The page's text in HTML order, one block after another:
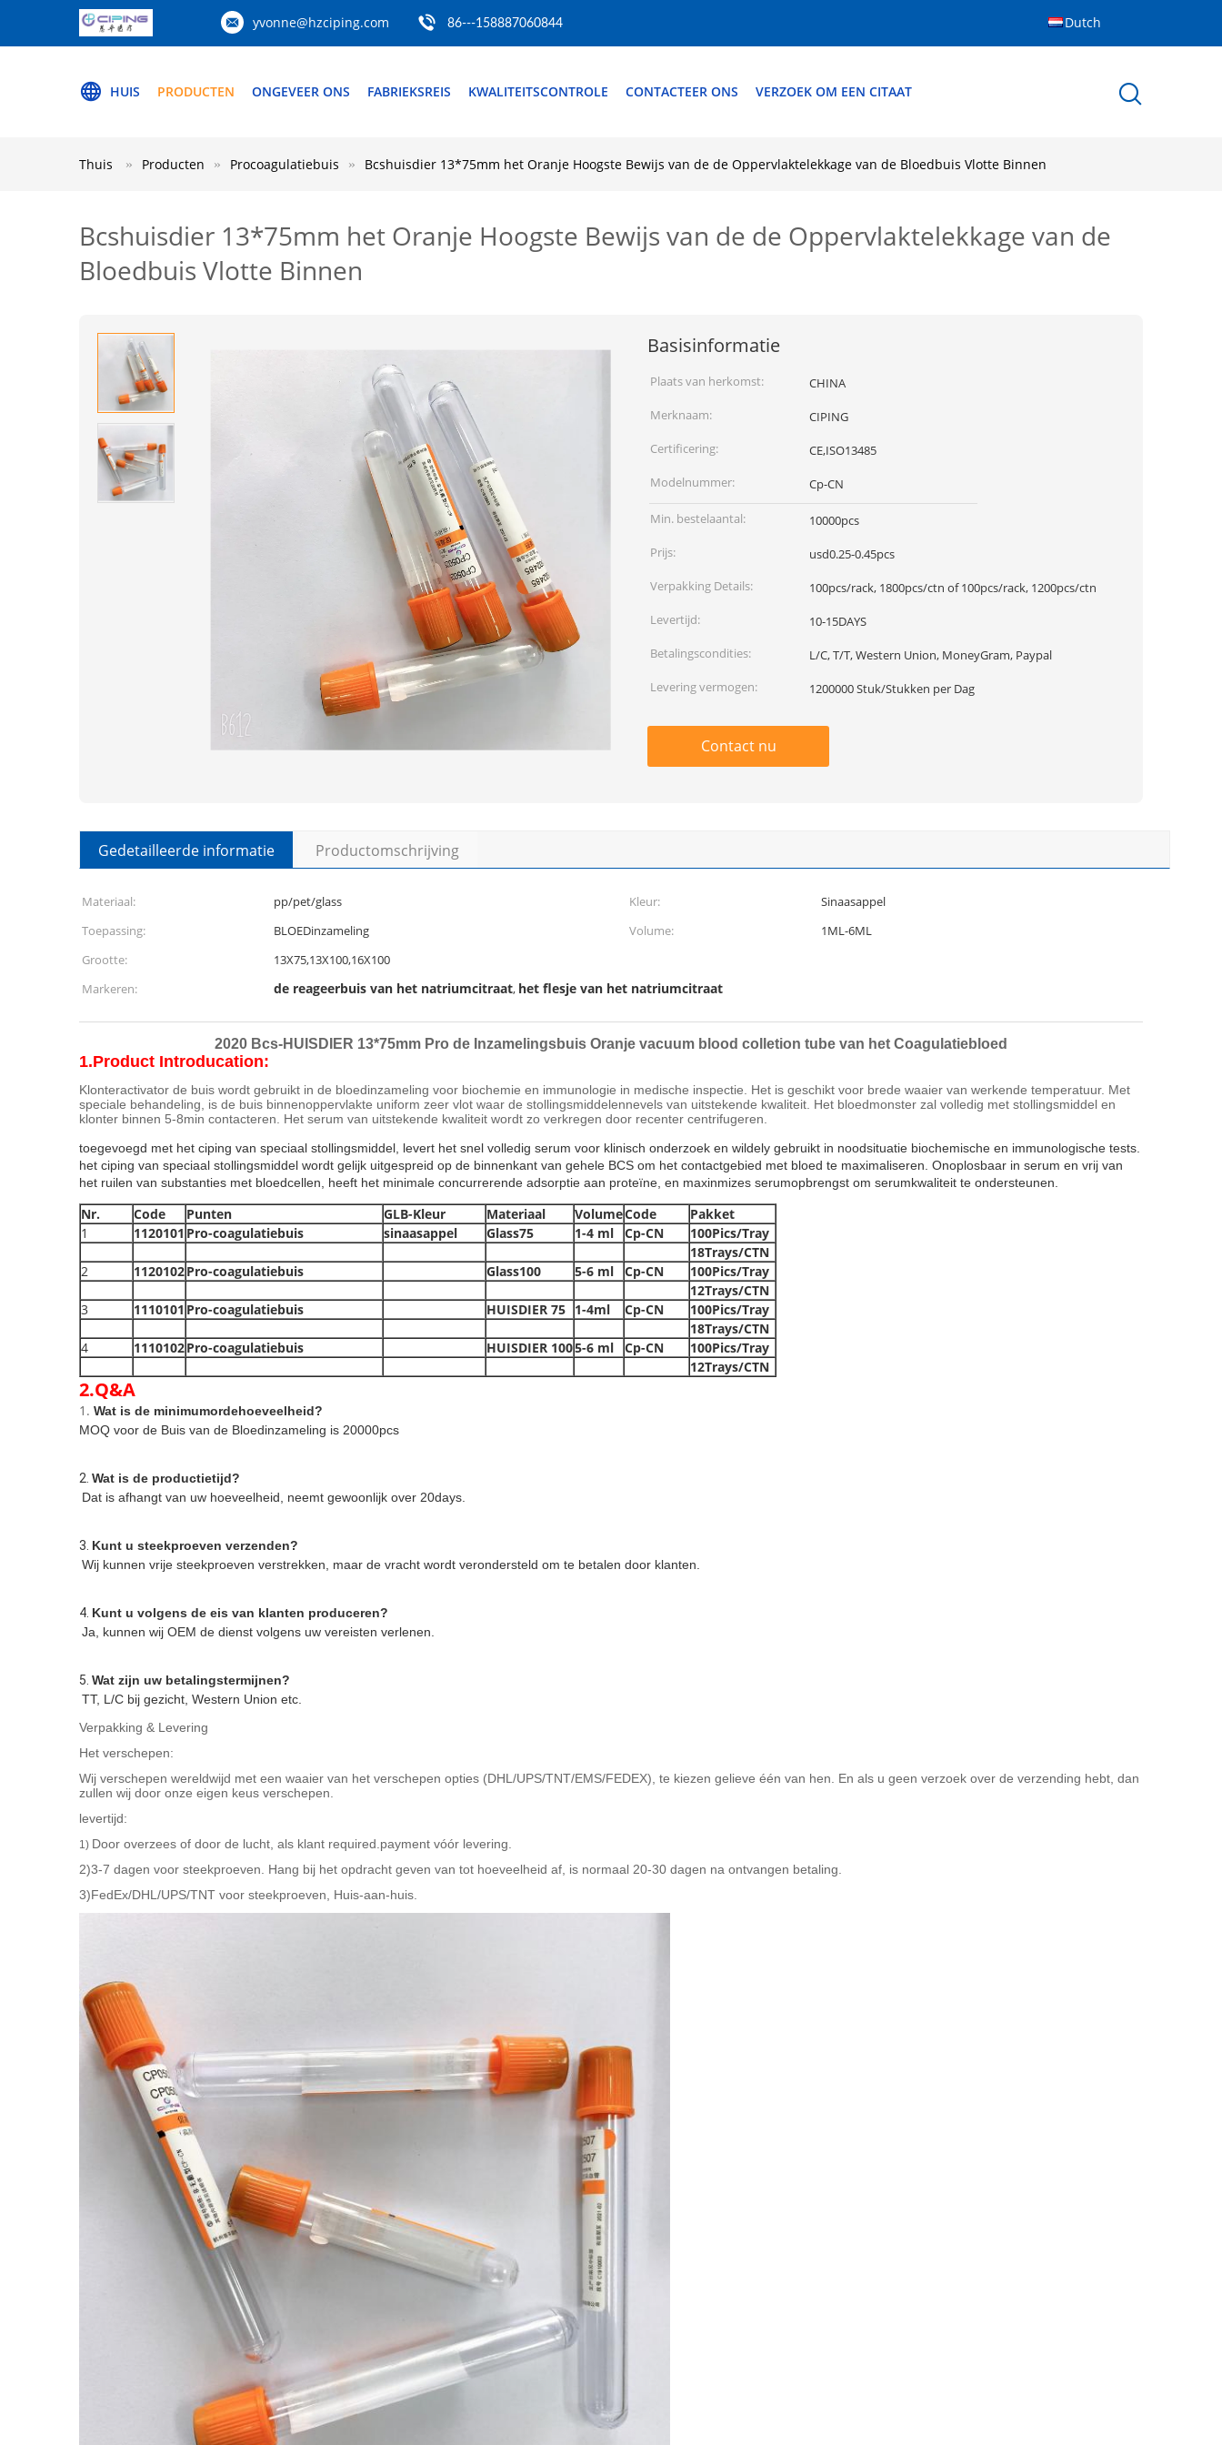
yvonne@hzciping.com 86---158887060844 Dutch
HUIS PRODUCTEN ONGEVEER ONS FABRIEKSREIS KWALITEITSCONTROLE CONTACTEER ONS VERZOEK OM EEN CITAAT
Thuis Producten Procoagulatiebuis Bcshuisdier 13*75mm het Oranje Hoogste Bewijs van de de Oppervlaktelekkage van de Bloedbuis Vlotte Binnen
Bcshuisdier 13*75mm het Oranje Hoogste Bewijs van de de Oppervlaktelekkage van de
Bloedbuis Vlotte Binnen
Basisinformatie
Plaats van herkomst:
CHINA
Merknaam:
CIPING
Certificering:
CE,ISO13485
Modelnummer:
Cp-CN
Min. bestelaantal:
10000pcs
Prijs:
usd0.25-0.45pcs
Verpakking Details:
100pcs/rack, 1800pcs/ctn of 100pcs/rack, 1200pcs/ctn
Levertijd:
10-15DAYS
Betalingscondities:
L/C, T/T, Western Union, MoneyGram, Paypal
Levering vermogen:
1200000 Stuk/Stukken per Dag
Contact nu
Gedetailleerde informatie Productomschrijving
Materiaal: pp/pet/glass Kleur:
Sinaasappel
Toepassing:
BLOEDinzameling Volume:
1ML-6ML
Grootte:
13X75,13X100,16X100
Markeren:
de reageerbuis van het natriumcitraat, het flesje van het natriumcitraat
2020 Bcs-HUISDIER 13*75mm Pro de Inzamelingsbuis Oranje vacuum blood colletion tube van het Coagulatiebloed
1.Product Introducation:
Klonteractivator de buis wordt gebruikt in de bloedinzameling voor biochemie en immunologie in medische inspectie. Het is geschikt voor brede waaier van werkende temperatuur. Met
speciale behandeling, is de buis binnenoppervlakte uniform zeer vlot waar de stollingsmiddelennevels van uitstekende kwaliteit. Het bloedmonster zal volledig met stollingsmiddel en
klonter binnen 5-8min contacteren. Het serum van uitstekende kwaliteit wordt zo verkregen door recenter centrifugeren.
toegevoegd met het ciping van speciaal stollingsmiddel, levert het snel volledig serum voor klinisch onderzoek en wildely gebruikt in noodsituatie biochemische en immunologische tests.
het ciping van speciaal stollingsmiddel wordt gelijk uitgespreid op de binnenkant van gehele BCS om het contactgebied met bloed te maximaliseren. Onoplosbaar in serum en vrij van
het ruilen van substanties met bloedcellen, heeft het minimale concurrerende adsorptie aan proteïne, en maxinmizes serumopbrengst om serumkwaliteit te ondersteunen.
Nr. Code Punten GLB-Kleur Materiaal VolumeCode
Pakket
1
1120101 Pro-coagulatiebuis sinaasappel Glass75 1-4 ml Cp-CN
100Pics/Tray
18Trays/CTN
2
1120102Pro-coagulatiebuis Glass100 5-6 ml Cp-CN
100Pics/Tray
12Trays/CTN
3
1110101 Pro-coagulatiebuis HUISDIER 75 1-4ml Cp-CN
100Pics/Tray
18Trays/CTN
4
1110102Pro-coagulatiebuis HUISDIER 1005-6 ml Cp-CN
100Pics/Tray
12Trays/CTN
2.Q&A
1. Wat is de minimumordehoeveelheid?
MOQ voor de Buis van de Bloedinzameling is 20000pcs
2. Wat is de productietijd?
Dat is afhangt van uw hoeveelheid, neemt gewoonlijk over 20days.
3. Kunt u steekproeven verzenden?
Wij kunnen vrije steekproeven verstrekken, maar de vracht wordt verondersteld om te betalen door klanten.
4. Kunt u volgens de eis van klanten produceren?
Ja, kunnen wij OEM de dienst volgens uw vereisten verlenen.
5. Wat zijn uw betalingstermijnen?
TT, L/C bij gezicht, Western Union etc.
Verpakking & Levering
Het verschepen:
Wij verschepen wereldwijd met een waaier van het verschepen opties (DHL/UPS/TNT/EMS/FEDEX), te kiezen gelieve één van hen. En als u geen verzoek over de verzending hebt, dan
zullen wij door onze eigen keus verschepen.
levertijd:
1) Door overzees of door de lucht, als klant required.payment vóór levering.
2)3-7 dagen voor steekproeven. Hang bij het opdracht geven van tot hoeveelheid af, is normaal 20-30 dagen na ontvangen betaling.
3)FedEx/DHL/UPS/TNT voor steekproeven, Huis-aan-huis.